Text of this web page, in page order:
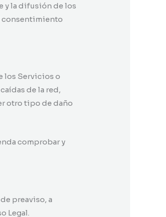
y la difusión de los
consentimiento
los Servicios o
de la red,
otro tipo de daño
comprobar y
preaviso, a
Legal.